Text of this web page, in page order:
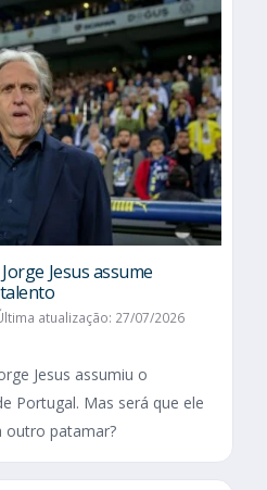
Jesus assume
atualização: 27/07/2026
Jesus assumiu o
Portugal. Mas será que ele
outro patamar?